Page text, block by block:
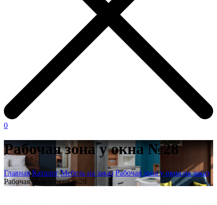
0
Рабочая зона у окна №28
Главная Каталог Мебель на заказ Рабочая зона у окна на заказ
Рабочая зона у окна №28